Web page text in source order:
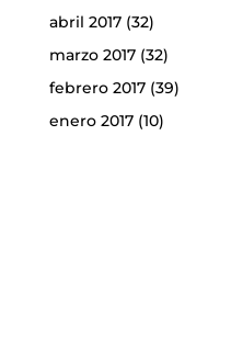
abril 2017(32)
marzo 2017(32)
febrero 2017(39)
enero 2017(10)